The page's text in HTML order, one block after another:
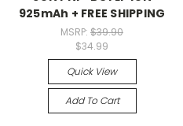
925mAh + FREE SHIPPING
MSRP: $39.90
$34.99
Quick View
Add To Cart